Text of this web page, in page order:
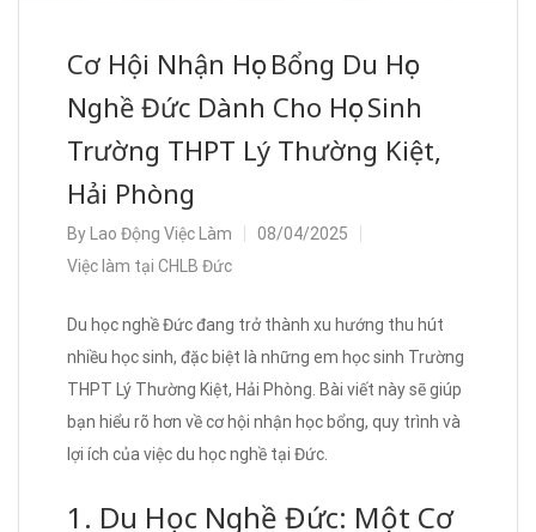
Cơ Hội Nhận Học Bổng Du Học
Nghề Đức Dành Cho Học Sinh
Trường THPT Lý Thường Kiệt,
Hải Phòng
By Lao Động Việc Làm
08/04/2025
Việc làm tại CHLB Đức
Du học nghề Đức đang trở thành xu hướng thu hút
nhiều học sinh, đặc biệt là những em học sinh Trường
THPT Lý Thường Kiệt, Hải Phòng. Bài viết này sẽ giúp
bạn hiểu rõ hơn về cơ hội nhận học bổng, quy trình và
lợi ích của việc du học nghề tại Đức.
1. Du Học Nghề Đức: Một Cơ